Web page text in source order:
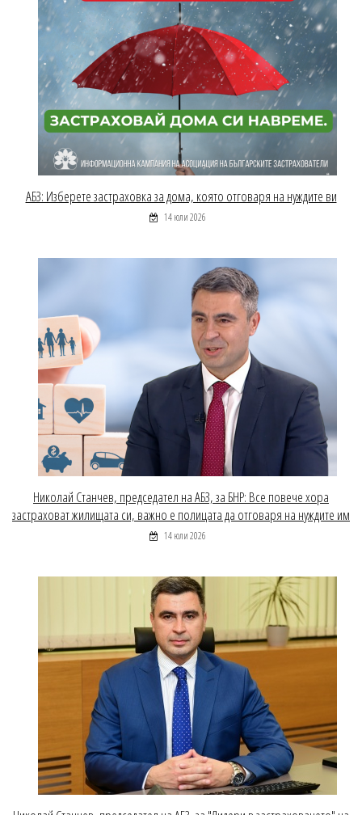
АБЗ: Изберете застраховка за дома, която отговаря на нуждите ви
14 юли 2026
Николай Станчев, председател на АБЗ, за БНР: Все повече хора
застраховат жилищата си, важно е полицата да отговаря на нуждите им
14 юли 2026